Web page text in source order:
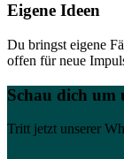
Eigene Ideen
Du bringst eigene
offen für neue
Schau dich um
Tritt jetzt unserer